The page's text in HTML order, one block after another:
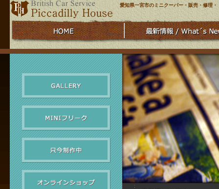
愛知県一宮市のミニクーパー・販売・修理